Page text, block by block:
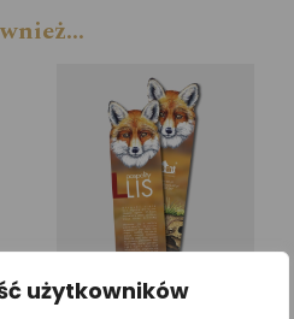
użytkowników